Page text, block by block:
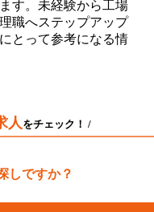
す。未経験から工場
職へステップアップ
とって参考になる情
人をチェック！ /
しですか？